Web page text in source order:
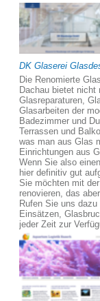
DK Glaserei
Die Renomierte
Dachau bietet nicht
Glasreparaturen,
Glasarbeiten der
Badezimmer und
Terrassen und
was man aus Glas
Einrichtungen aus
Wenn Sie also
hier definitiv gut
Sie möchten mit
renovieren, das
Rufen Sie uns dazu
Einsätzen,
jeder Zeit zur